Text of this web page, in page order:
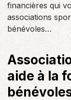
financières qui
associations
bénévoles…
aide à la